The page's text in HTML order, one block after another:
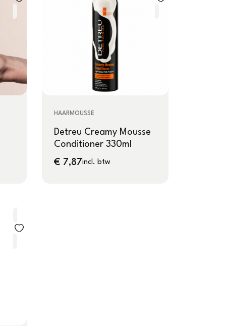
HAARMOUSSE
Detreu Creamy Mousse
Conditioner 330ml
€ 7,87incl. btw